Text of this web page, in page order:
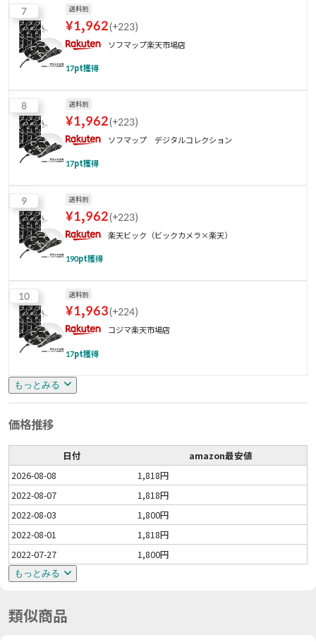
7 送料別
¥1,962(+223)
ソフマップ楽天市場店
17pt獲得
8 送料別
¥1,962(+223)
ソフマップ デジタルコレクション
17pt獲得
9 送料別
¥1,962(+223)
楽天ビック（ビックカメラ×楽天）
190pt獲得
10 送料別
¥1,963(+224)
コジマ楽天市場店
17pt獲得
もっとみる
価格推移
日付
amazon最安値
2026-08-08
1,818円
2022-08-07
1,818円
2022-08-03
1,800円
2022-08-01
1,818円
2022-07-27
1,800円
もっとみる
類似商品